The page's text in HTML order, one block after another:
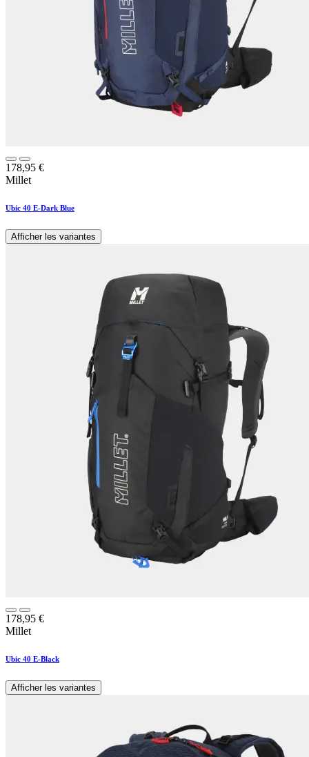
178,95 €
Millet
Ubic 40 E-Dark Blue
Afficher les variantes
178,95 €
Millet
Ubic 40 E-Black
Afficher les variantes